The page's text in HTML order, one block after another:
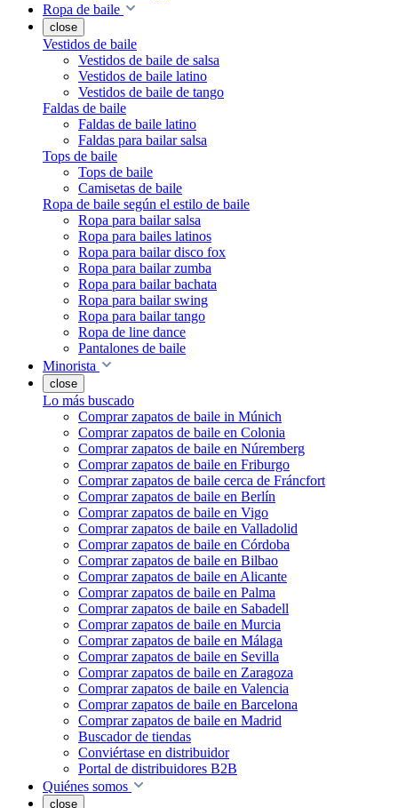
Ropa de baile
close
Vestidos de baile
Vestidos de baile de salsa
Vestidos de baile latino
Vestidos de baile de tango
Faldas de baile
Faldas de baile latino
Faldas para bailar salsa
Tops de baile
Tops de baile
Camisetas de baile
Ropa de baile según el estilo de baile
Ropa para bailar salsa
Ropa para bailes latinos
Ropa para bailar disco fox
Ropa para bailar zumba
Ropa para bailar bachata
Ropa para bailar swing
Ropa para bailar tango
Ropa de line dance
Pantalones de baile
Minorista
close
Lo más buscado
Comprar zapatos de baile in Múnich
Comprar zapatos de baile en Colonia
Comprar zapatos de baile en Núremberg
Comprar zapatos de baile en Friburgo
Comprar zapatos de baile cerca de Fráncfort
Comprar zapatos de baile en Berlín
Comprar zapatos de baile en Vigo
Comprar zapatos de baile en Valladolid
Comprar zapatos de baile en Córdoba
Comprar zapatos de baile en Bilbao
Comprar zapatos de baile en Alicante
Comprar zapatos de baile en Palma
Comprar zapatos de baile en Sabadell
Comprar zapatos de baile en Murcia
Comprar zapatos de baile en Málaga
Comprar zapatos de baile en Sevilla
Comprar zapatos de baile en Zaragoza
Comprar zapatos de baile en Valencia
Comprar zapatos de baile en Barcelona
Comprar zapatos de baile en Madrid
Buscador de tiendas
Conviértase en distribuidor
Portal de distribuidores B2B
Quiénes somos
close